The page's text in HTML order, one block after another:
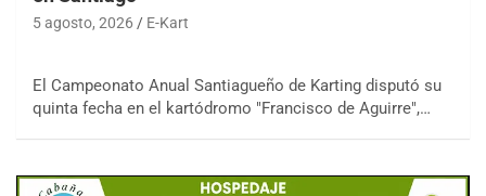
5 agosto, 2026 E-Kart
El Campeonato Anual Santiagueño de Karting disputó su
quinta fecha en el kartódromo "Francisco de Aguirre",…